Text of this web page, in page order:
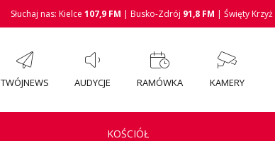
Słuchaj nas: Kielce 107,9 FM | Busko-Zdrój 91,8 FM | Święty Krzyż
TWÓJNEWS AUDYCJE RAMÓWKA KAMERY
KOŚCIÓŁ